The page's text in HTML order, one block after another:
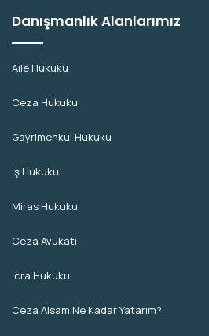
Danışmanlık Alanlarımız
Aile Hukuku
Ceza Hukuku
Gayrimenkul Hukuku
İş Hukuku
Miras Hukuku
Ceza Avukatı
İcra Hukuku
Ceza Alsam Ne Kadar Yatarım?